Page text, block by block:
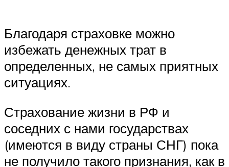
Благодаря страховке можно
избежать денежных трат в
определенных, не самых приятных
ситуациях.
Страхование жизни в РФ и
соседних с нами государствах
(имеются в виду страны СНГ) пока
не получило такого признания, как в